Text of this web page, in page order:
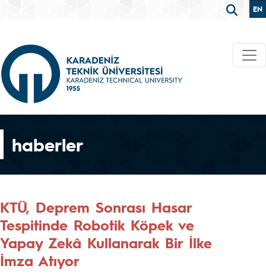
EN
haberler
KTÜ, Deprem Sonrası Hasar
Tespitinde Robotik Köpek ve
Yapay Zekâ Kullanarak Bir İlke
İmza Atıyor